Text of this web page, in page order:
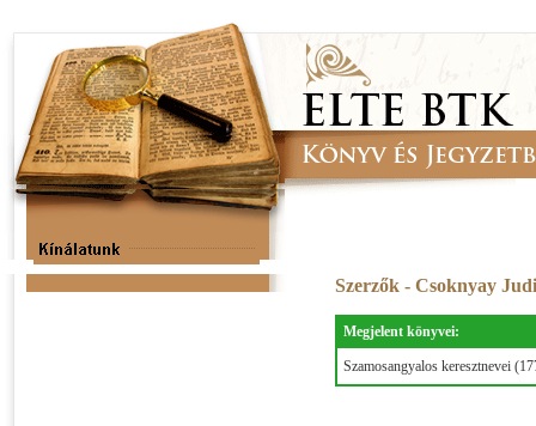
Szerzők - Csoknyay
Megjelent könyvei:
Szamosangyalos keresztnevei